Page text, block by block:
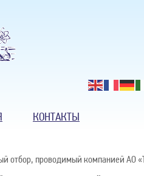
КОНТАКТЫ
отбор, проводимый компанией АО